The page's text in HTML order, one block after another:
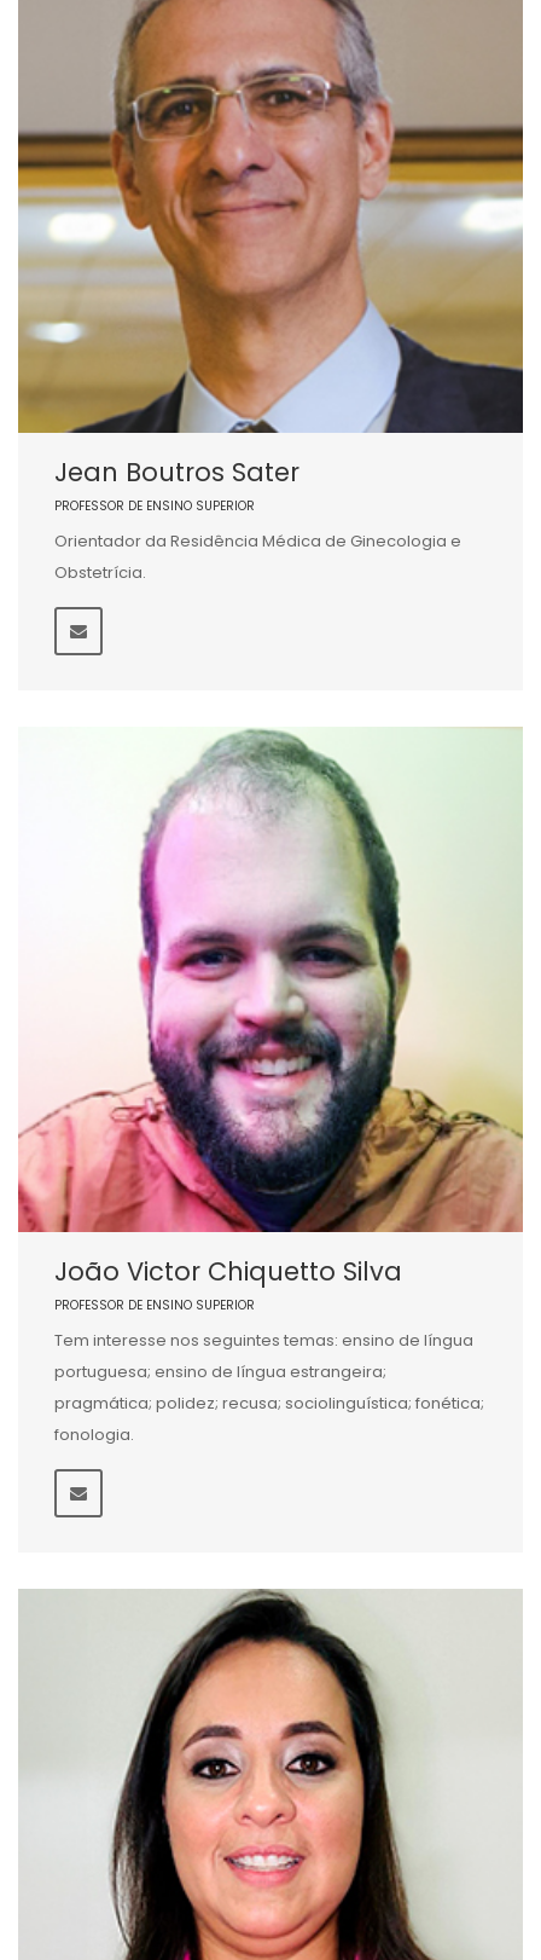
Jean Boutros Sater
PROFESSOR DE ENSINO SUPERIOR
Orientador da Residência Médica de Ginecologia e
Obstetrícia.
João Victor Chiquetto Silva
PROFESSOR DE ENSINO SUPERIOR
Tem interesse nos seguintes temas: ensino de língua
portuguesa; ensino de língua estrangeira;
pragmática; polidez; recusa; sociolinguística; fonética;
fonologia.